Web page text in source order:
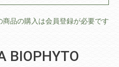
商品の購入は会員登録が必要です
BIOPHYTO